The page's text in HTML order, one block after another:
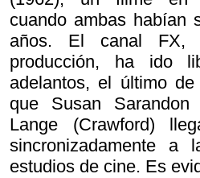
cuando ambas habían
años. El canal FX,
producción, ha ido
adelantos, el último
que Susan
Lange (Crawford)
sincronizadamente a
estudios de cine. Es